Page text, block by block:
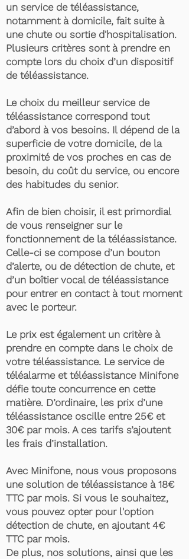
un service de téléassistance,
notamment à domicile, fait suite à
une chute ou sortie d'hospitalisation.
Plusieurs critères sont à prendre en
compte lors du choix d’un dispositif
de téléassistance.
Le choix du meilleur service de
téléassistance correspond tout
d’abord à vos besoins. Il dépend de la
superficie de votre domicile, de la
proximité de vos proches en cas de
besoin, du coût du service, ou encore
des habitudes du senior.
Afin de bien choisir, il est primordial
de vous renseigner sur le
fonctionnement de la téléassistance.
Celle-ci se compose d’un bouton
d’alerte, ou de détection de chute, et
d’un boîtier vocal de téléassistance
pour entrer en contact à tout moment
avec le porteur.
Le prix est également un critère à
prendre en compte dans le choix de
votre téléassistance. Le service de
téléalarme et téléassistance Minifone
défie toute concurrence en cette
matière. D’ordinaire, les prix d’une
téléassistance oscille entre 25€ et
30€ par mois. A ces tarifs s’ajoutent
les frais d’installation.
Avec Minifone, nous vous proposons
une solution de téléassistance à 18€
TTC par mois. Si vous le souhaitez,
vous pouvez opter pour l'option
détection de chute, en ajoutant 4€
TTC par mois.
De plus, nos solutions, ainsi que les